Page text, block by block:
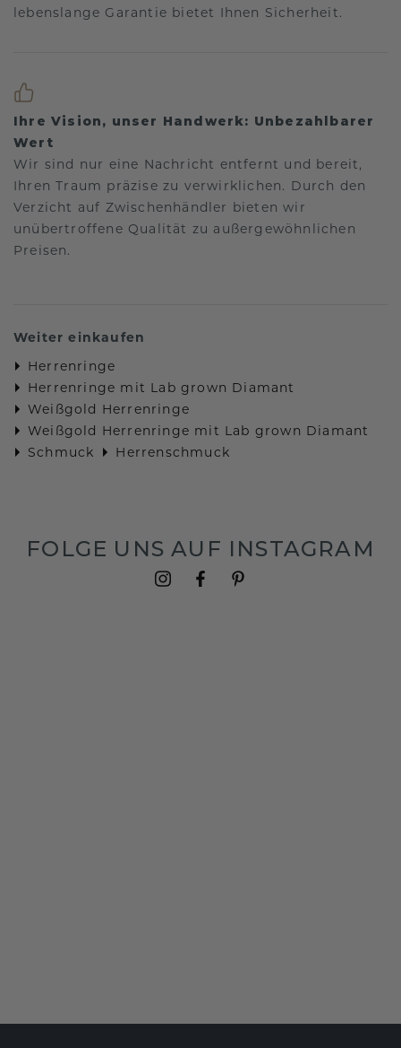
lebenslange Garantie bietet Ihnen Sicherheit.
Ihre Vision, unser Handwerk: Unbezahlbarer
Wert
Wir sind nur eine Nachricht entfernt und bereit,
Ihren Traum präzise zu verwirklichen. Durch den
Verzicht auf Zwischenhändler bieten wir
unübertroffene Qualität zu außergewöhnlichen
Preisen.
Weiter einkaufen
Herrenringe
Herrenringe mit Lab grown Diamant
Weißgold Herrenringe
Weißgold Herrenringe mit Lab grown Diamant
Schmuck
Herrenschmuck
FOLGE UNS AUF INSTAGRAM